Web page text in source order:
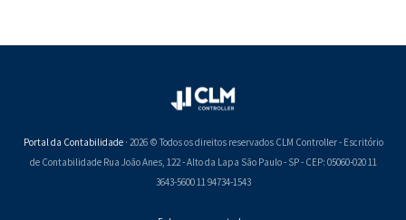
Portal da Contabilidade· 2026 © Todos os direitos reservados CLM Controller - Escritório
de Contabilidade Rua João Anes, 122 - Alto da Lapa São Paulo - SP - CEP: 05060-020 11
3643-5600 11 94734-1543